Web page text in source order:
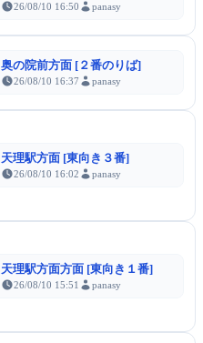
26/08/10 16:50 panasy
奥の院前方面 [２番のりば]
26/08/10 16:37 panasy
天理駅方面 [東向き３番]
26/08/10 16:02 panasy
天理駅方面方面 [東向き１番]
26/08/10 15:51 panasy